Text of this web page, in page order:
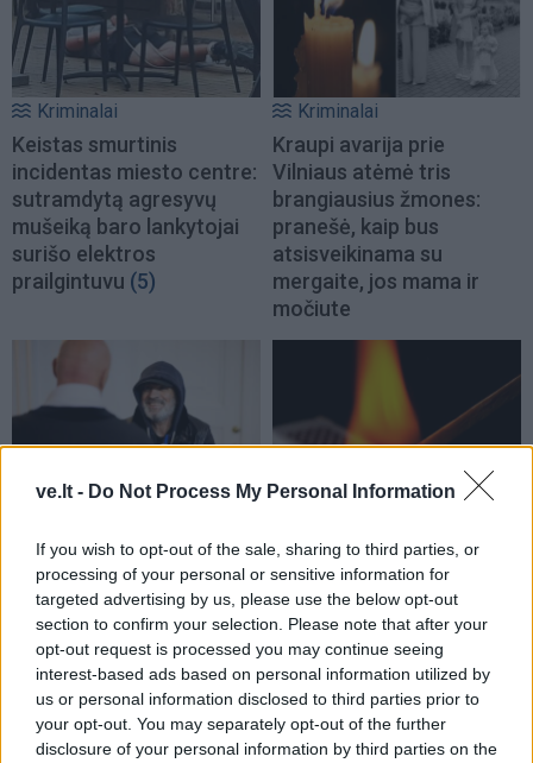
ve.lt - Do Not Process My Personal Information
If you wish to opt-out of the sale, sharing to third parties, or
processing of your personal or sensitive information for
targeted advertising by us, please use the below opt-out
section to confirm your selection. Please note that after your
opt-out request is processed you may continue seeing
interest-based ads based on personal information utilized by
us or personal information disclosed to third parties prior to
your opt-out. You may separately opt-out of the further
disclosure of your personal information by third parties on the
Kriminalai
Keistas smurtinis
incidentas miesto centre:
sutramdytą agresyvų
mušeiką baro lankytojai
surišo elektros
prailgintuvu (5)
Kriminalai
Kraupi avarija prie
Vilniaus atėmė tris
brangiausius žmones:
pranešė, kaip bus
atsisveikinama su
mergaite, jos mama ir
močiute
Terorizmu kaltinamas
Eldaras Salmanovas
teisme pareiškė esąs
pacisfistas ir mylintis
taiką
Padegėjas į kiemą tyliai
įsliūkino naktį: tamsą
nušvietė pastatą apėmusi
liepsna (2)